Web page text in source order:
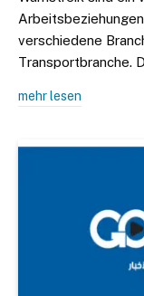
verschiedene
Transportbranche.
mehr lesen